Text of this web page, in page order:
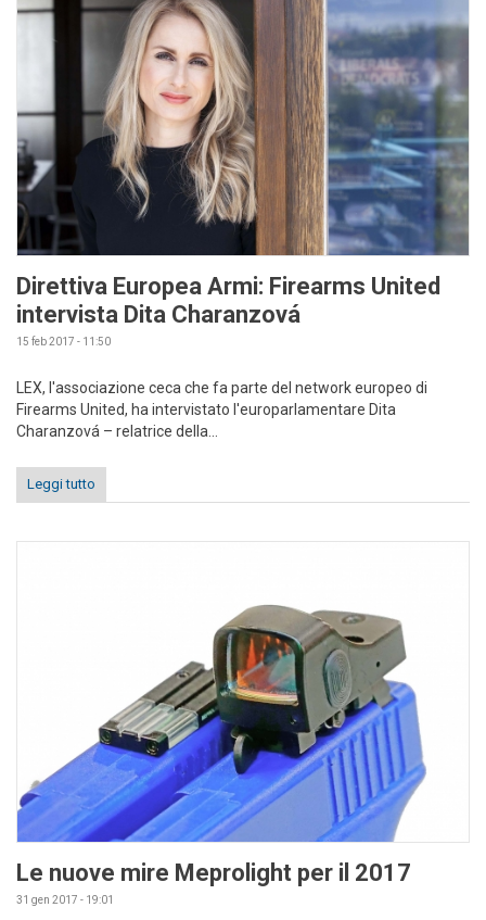
Direttiva Europea Armi: Firearms United
intervista Dita Charanzová
15 feb 2017 - 11:50
LEX, l'associazione ceca che fa parte del network europeo di
Firearms United, ha intervistato l'europarlamentare Dita
Charanzová – relatrice della...
Leggi tutto
Le nuove mire Meprolight per il 2017
31 gen 2017 - 19:01